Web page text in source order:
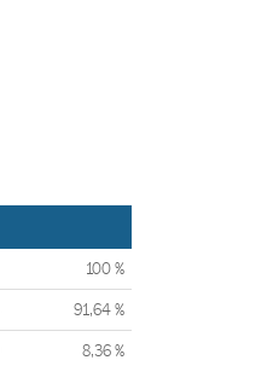
100 %
91,64 %
8,36 %